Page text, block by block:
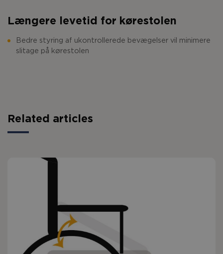
Længere levetid for kørestolen
Bedre styring af ukontrollerede bevægelser vil minimere
slitage på kørestolen
Related articles